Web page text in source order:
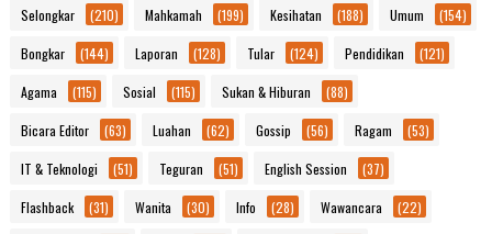
Selongkar (210) Mahkamah (199) Kesihatan (188) Umum (154)
Bongkar (144) Laporan (128) Tular (124) Pendidikan (121)
Agama (115) Sosial (115) Sukan & Hiburan (88)
Bicara Editor (63) Luahan (62) Gossip (56) Ragam (53)
IT & Teknologi (51) Teguran (51) English Session (37)
Flashback (31) Wanita (30) Info (28) Wawancara (22)